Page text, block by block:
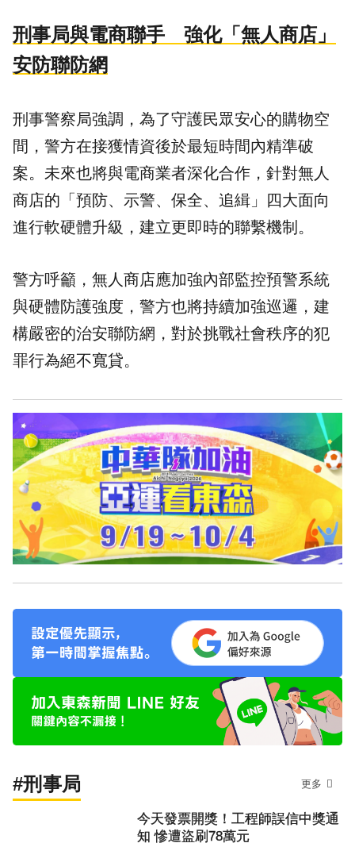
刑事局與電商聯手 強化「無人商店」
安防聯防網
刑事警察局強調，為了守護民眾安心的購物空
間，警方在接獲情資後於最短時間內精準破
案。未來也將與電商業者深化合作，針對無人
商店的「預防、示警、保全、追緝」四大面向
進行軟硬體升級，建立更即時的聯繫機制。
警方呼籲，無人商店應加強內部監控預警系統
與硬體防護強度，警方也將持續加強巡邏，建
構嚴密的治安聯防網，對於挑戰社會秩序的犯
罪行為絕不寬貸。
#刑事局 更多
今天發票開獎！工程師誤信中獎通
知 慘遭盜刷78萬元